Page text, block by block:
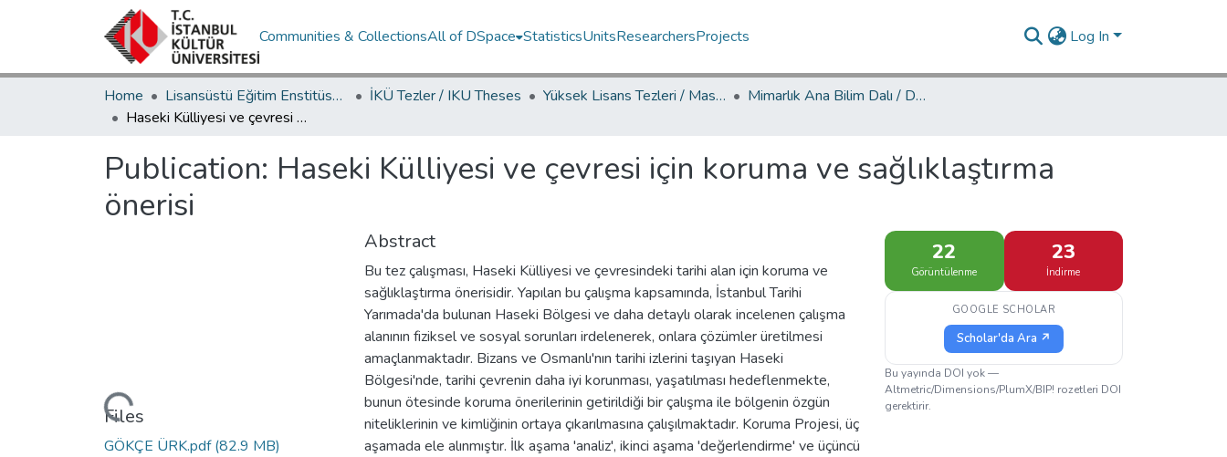
Communities & CollectionsAll of DSpace StatisticsUnitsResearchersProjects Log In
Home Lisansüstü Eğitim Enstitüsü / Postgraduate Education Institute İKÜ Tezler / IKU Theses Yüksek Lisans Tezleri / Master's Theses
Mimarlık Ana Bilim Dalı / Department of Architecture
Haseki Külliyesi ve çevresi için koruma ve sağlıklaştırma önerisi
Publication: Haseki Külliyesi ve çevresi için koruma ve sağlıklaştırma
önerisi
Loading...
Files
GÖKÇE ÜRK.pdf(82.9 MB)
Abstract
Bu tez çalışması, Haseki Külliyesi ve çevresindeki tarihi alan için koruma ve
sağlıklaştırma önerisidir. Yapılan bu çalışma kapsamında, İstanbul Tarihi
Yarımada'da bulunan Haseki Bölgesi ve daha detaylı olarak incelenen çalışma
alanının fiziksel ve sosyal sorunları irdelenerek, onlara çözümler üretilmesi
amaçlanmaktadır. Bizans ve Osmanlı'nın tarihi izlerini taşıyan Haseki
Bölgesi'nde, tarihi çevrenin daha iyi korunması, yaşatılması hedeflenmekte,
bunun ötesinde koruma önerilerinin getirildiği bir çalışma ile bölgenin özgün
niteliklerinin ve kimliğinin ortaya çıkarılmasına çalışılmaktadır. Koruma Projesi, üç
aşamada ele alınmıştır. İlk aşama 'analiz', ikinci aşama 'değerlendirme' ve üçüncü
22
Görüntülenme
23
İndirme
GOOGLE SCHOLAR
Scholar'da Ara ↗
Bu yayında DOI yok —
Altmetric/Dimensions/PlumX/BIP! rozetleri DOI
gerektirir.